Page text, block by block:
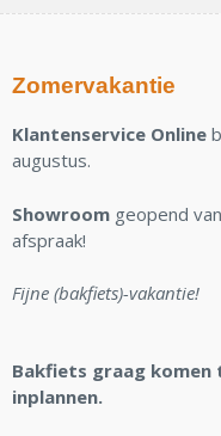
Zomervakantie
Klantenservice Online
augustus.
Showroom geopend
afspraak!
Fijne (bakfiets)-vakantie!
Bakfiets graag
inplannen.